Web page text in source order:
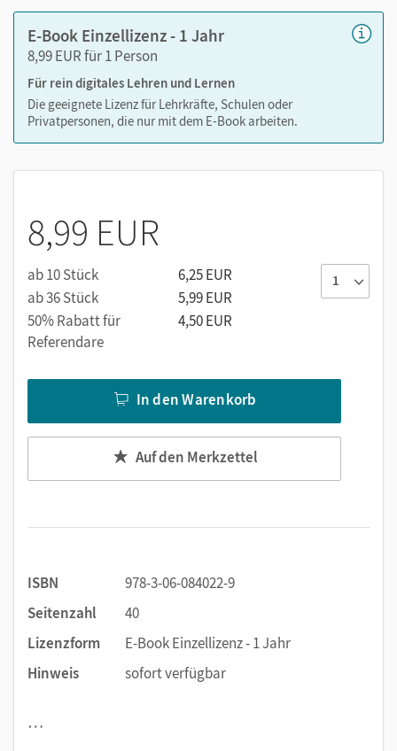
E-Book Einzellizenz - 1 Jahr
8,99 EUR für 1 Person
Für rein digitales Lehren und Lernen
Die geeignete Lizenz für Lehrkräfte, Schulen oder
Privatpersonen, die nur mit dem E-Book arbeiten.
8,99 EUR
ab 10 Stück
6,25 EUR
ab 36 Stück
5,99 EUR
50% Rabatt für
Referendare
4,50 EUR
In den Warenkorb
Auf den Merkzettel
ISBN
978-3-06-084022-9
Seitenzahl
40
Lizenzform
E-Book Einzellizenz - 1 Jahr
Hinweis
sofort verfügbar
…